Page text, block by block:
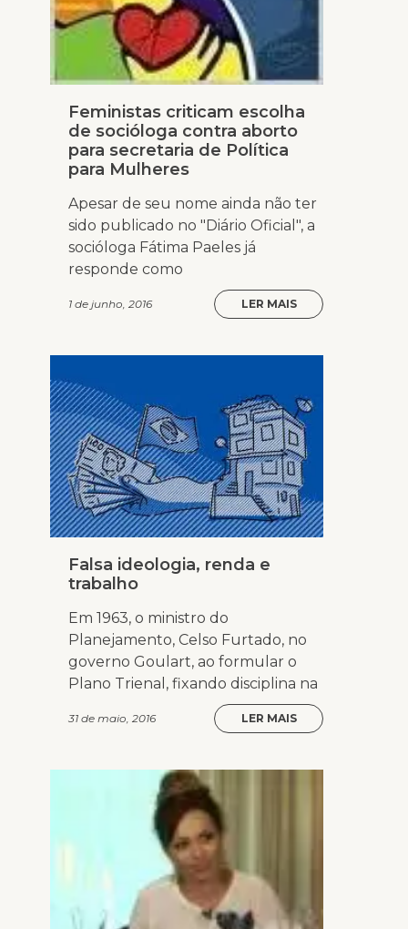
Feministas criticam escolha
de socióloga contra aborto
para secretaria de Política
para Mulheres
Apesar de seu nome ainda não ter
sido publicado no "Diário Oficial", a
socióloga Fátima Paeles já
responde como
1 de junho, 2016 LER MAIS
Falsa ideologia, renda e
trabalho
Em 1963, o ministro do
Planejamento, Celso Furtado, no
governo Goulart, ao formular o
Plano Trienal, fixando disciplina na
31 de maio, 2016 LER MAIS